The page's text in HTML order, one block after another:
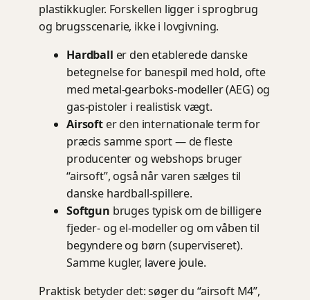
plastikkugler. Forskellen ligger i sprogbrug
og brugsscenarie, ikke i lovgivning.
Hardball er den etablerede danske
betegnelse for banespil med hold, ofte
med metal-gearboks-modeller (AEG) og
gas-pistoler i realistisk vægt.
Airsofter den internationale term for
præcis samme sport — de fleste
producenter og webshops bruger
“airsoft”, også når varen sælges til
danske hardball-spillere.
Softgun bruges typisk om de billigere
fjeder- og el-modeller og om våben til
begyndere og børn (superviseret).
Samme kugler, lavere joule.
Praktisk betyder det: søger du “airsoft M4”,